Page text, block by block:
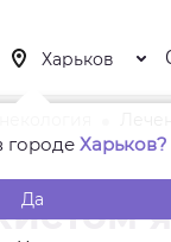
городеХарьков?
Да